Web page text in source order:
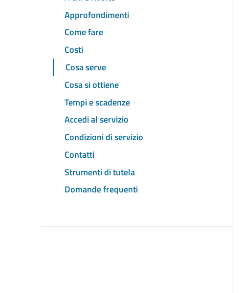
Approfondimenti
Come fare
Costi
Cosa serve
Cosa si ottiene
Tempi e scadenze
Accedi al servizio
Condizioni di servizio
Contatti
Strumenti di tutela
Domande frequenti